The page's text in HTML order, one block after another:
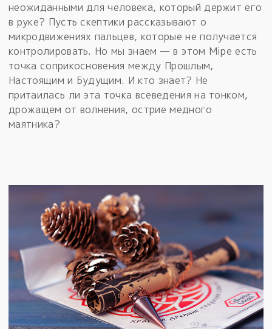
неожиданными для человека, который держит его
в руке? Пусть скептики рассказывают о
микродвижениях пальцев, которые не получается
контролировать. Но мы знаем — в этом Мiре есть
точка соприкосновения между Прошлым,
Настоящим и Будущим. И кто знает? Не
притаилась ли эта точка всеведения на тонком,
дрожащем от волнения, острие медного
маятника?